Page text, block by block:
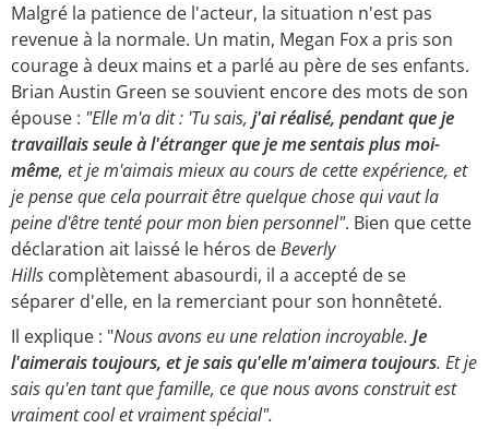
Malgré la patience de l'acteur, la situation n'est pas
revenue à la normale. Un matin, Megan Fox a pris son
courage à deux mains et a parlé au père de ses enfants.
Brian Austin Green se souvient encore des mots de son
épouse : "Elle m'a dit : 'Tu sais, j'ai réalisé, pendant que je
travaillais seule à l'étranger que je me sentais plus moi-
même, et je m'aimais mieux au cours de cette expérience, et
je pense que cela pourrait être quelque chose qui vaut la
peine d'être tenté pour mon bien personnel". Bien que cette
déclaration ait laissé le héros deBeverly
Hills complètement abasourdi, il a accepté de se
séparer d'elle, en la remerciant pour son honnêteté.
Il explique : "Nous avons eu une relation incroyable. Je
l'aimerais toujours, et je sais qu'elle m'aimera toujours. Et je
sais qu'en tant que famille, ce que nous avons construit est
vraiment cool et vraiment spécial".